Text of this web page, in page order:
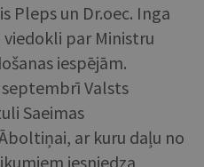
Pleps un Dr.oec. Inga
viedokli par Ministru
iespējām.
septembrī Valsts
Saeimas
ar kuru daļu no
iesniedza